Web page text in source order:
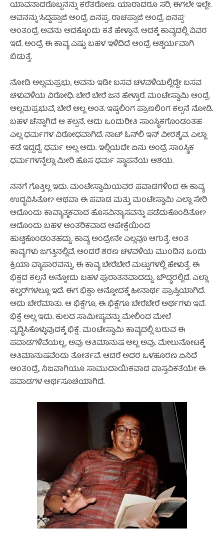
ಯಾವನಾದರೊಬ್ಬನನ್ನು ಕರೆತರೋಣ. ಯಾರಾದರೂ ಸರಿ, ಈಗಲೇ ಇಲ್ಲೇ.
ಅವನನ್ನು ’ಸಿದ್ದಪ್ಪಾಜಿ ಅಂದ್ರೆ ಏನಪ್ಪ, ರಾಚಪ್ಪಾಜಿ ಅಂದ್ರೆ ಏನಪ್ಪ’
ಅಂತಂದ್ರೆ ಅವನು ಅದಕ್ಕೊಂದು ಕತೆ ಹೇಳ್ತಾನೆ. ಅದಕ್ಕೆ ಕಾವ್ಯದಲ್ಲಿ ವಿವರ
ಇದೆ. ಅಂದ್ರೆ ಈ ಕಾವ್ಯ ಎಷ್ಟು ಬಹಳ ಇಳಿದಿದೆ ಅಂದ್ರೆ ಆಶ್ಚರ್ಯವಾಗಿ
ಬಿಡುತ್ತೆ.
ನೋಡಿ ಅಲ್ಲಮಪ್ರಭು, ಅವನು ಇಡೀ ಬಸವ ಚಳವಳಿಯಲ್ಲಿದ್ದೇ ಬಸವ
ಚಳುವಳಿಯ ವಿರೋಧಿ. ಬೇರೆ ಬೇರೆ ಜನ ಹೇಳ್ತಾರೆ. ಮಂಟೇಸ್ವಾಮಿ ಅಂದ್ರೆ
ಅಲ್ಲಮಪ್ರಭುವೆ, ಬೇರೆ ಅಲ್ಲ ಅಂತ. ಇಷ್ಟಲಿಂಗ ಪ್ರಾಣಲಿಂಗ ಕಲ್ಪನೆ ನೋಡಿ.
ಬಹಳ ಚೆನ್ನಾಗಿದೆ ಆ ಕಲ್ಪನೆ. ಅದು ಒಂದುರೀತಿ ಸಾಂಸ್ಥಿಕಗೊಂಡಂತಹ
ಎಲ್ಲ ಧರ್ಮಗಳ ವಿರೋಧವಾಗಿದೆ. ನಾಟ್ ಓನ್‌ಲಿ ಇನ್ ವೀರಶೈವ. ಎಲ್ಲಾ
ಕಡೆ ಇದ್ದದ್ದೆ. ಧರ್ಮ ಅಲ್ಲ ಅದು. ಇಲ್ಲಿಯದೇ ಏನು ಅಂದ್ರೆ ಸಾಂಸ್ಥಿಕ
ಧರ್ಮಗಳನ್ನೆಲ್ಲಾ ಮೀರಿ ಹೊಸ ಧರ್ಮ ಸ್ಥಾಪನೆಯ ಆಶಯ.
ನನಗೆ ಗೊತ್ತಿಲ್ಲ ಇದು. ಮಂಟೇಸ್ವಾಮಿಯವರ ಪವಾಡಗಳಿಂದ ಈ ಕಾವ್ಯ
ಉದ್ಭವಿಸಿತೋ? ಅಥವಾ ಈ ಪವಾಡ ಮತ್ತು ಮಂಟೇಸ್ವಾಮಿ ಎಲ್ಲಾ ಸೇರಿ
ಅದೊಂದು ಕಾವ್ಯಾತ್ಮಕವಾದ ಹೊಸವಿನ್ಯಾಸವನ್ನು ಪಡೆದುಕೊಂಡಿತೋ?
ಅದೊಂದು ಬಹಳ ಆಂತರಿಕವಾದ ಅಪೇಕ್ಷೆಯಿಂದ
ಹುಟ್ಟಿಕೊಂಡಂತಹದ್ದು. ಕಾವ್ಯ ಅಂದ್ರೇನೇ ಎಲ್ಲವೂ ಆಗುತ್ತೆ. ಅಂತ
ಕಾವ್ಯಗಳು ಜಗತ್ತಿನಲ್ಲಿವೆ. ಅಂದರೆ ಶರಣ ಚಳವಳಿಯ ಮುಂದಿನ ಒಂದು
ಕ್ರಿಯಾ ವ್ಯಾಪಾರವನ್ನು, ಈ ಕಾವ್ಯ ಬೇರೆಬೇರೆ ಮಟ್ಟುಗಳಲ್ಲಿ ಹೇಳುತ್ತೆ. ಈ
ಭಿಕ್ಷದ ಕಲ್ಪನೆ ಅನ್ನೋದು ಬಹಳ ಪುರಾತನವಾದದ್ದು. ಬೌದ್ಧರಲ್ಲಿದೆ. ಎಲ್ಲಾ
ಕಲ್ಚರ್‌ಗಳಲ್ಲೂ ಇದೆ. ಈಗ ಭಿಕ್ಷಾ ಅನ್ನೋದಕ್ಕೆ ಹೀನಾರ್ಥ ಪ್ರಾಪ್ತಿಯಾಗಿದೆ.
ಅದು ಬೇರೆಮಾತು. ಆ ಭಿಕ್ಷೆಗೂ, ಈ ಭಿಕ್ಷೆಗೂ ಬೇರೆಬೇರೆ ಅರ್ಥಗಳು ಇವೆ.
ಭಿಕ್ಷೆ ಅಲ್ಲ ಇದು. ಕುಲದ ಸಾಮೀಪ್ಯವನ್ನು ಮೇಲಿಂದ ಮೇಲೆ
ವೃದ್ಧಿಸಿಕೊಳ್ಳುವುದಕ್ಕೆ ಭಿಕ್ಷೆ. ಮಂಟೇಸ್ವಾಮಿ ಕಾವ್ಯದಲ್ಲಿ ಬರುವ ಈ
ಪವಾಡಗಳಿವೆಯಲ್ಲ, ಅವು ಅತಿಮಾನುಷ ಅಲ್ಲ ಅವು. ಮೇಲುನೋಟಕ್ಕೆ
ಅತಿಮಾನುಷವೆಂದು ತೋರ್ತವೆ. ಆದರೆ ಅದರ ಒಳಹೂರಣ ಏನಿದೆ
ಅಂತಂದ್ರೆ, ನಿಜವಾಗಿಯೂ ಸಾಮುದಾಯಿಕವಾದ ವಾಸ್ತವಿಕತೆಯೇ ಈ
ಪವಾಡಗಳ ಅರ್ಥಸೂಚಿಯಾಗಿದೆ.